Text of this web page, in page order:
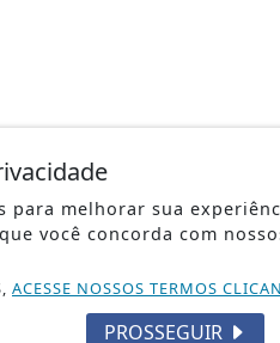
para melhorar sua
você concorda com
ACESSE NOSSOS TERMOS
PROSSEGUIR